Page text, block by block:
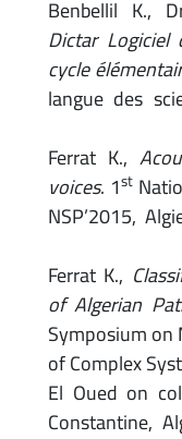
Benbellil K.,
Dictar
cycle
langue des
Ferrat K.,
voices. 1 st
NSP’2015,
Ferrat K.,
of Algerian
Symposium
of Complex
El Oued on
Constantine,